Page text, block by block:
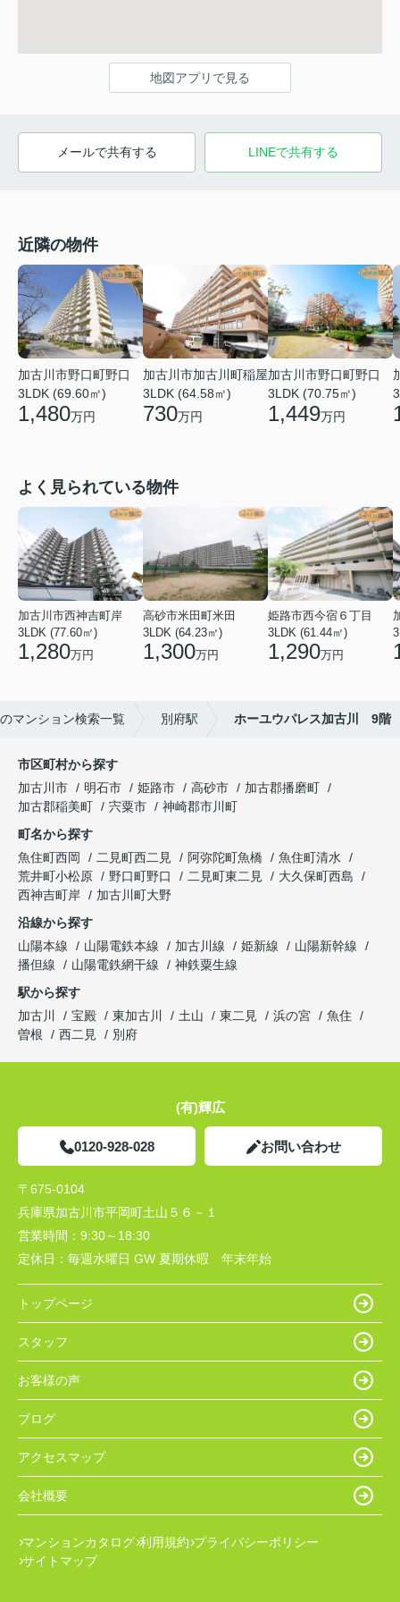
地図アプリで見る
メールで共有する LINEで共有する
近隣の物件
加古川市野口町野口
3LDK (69.60㎡)
1,480万円
加古川市加古川町稲屋
3LDK (64.58㎡)
730万円
加古川市野口町野口
3LDK (70.75㎡)
1,449万円
よく見られている物件
加古川市西神吉町岸
3LDK (77.60㎡)
1,280万円
高砂市米田町米田
3LDK (64.23㎡)
1,300万円
姫路市西今宿６丁目
3LDK (61.44㎡)
1,290万円
マンション検索一覧 別府駅 ホーユウパレス加古川 9階
市区町村から探す
加古川市
明石市 姫路市 高砂市
加古郡播磨町
加古郡稲美町
宍粟市
神崎郡市川町
町名から探す
魚住町西岡
二見町西二見 阿弥陀町魚橋
魚住町清水
荒井町小松原
野口町野口 二見町東二見
大久保町西島
西神吉町岸
加古川町大野
沿線から探す
山陽本線
山陽電鉄本線 加古川線 姫新線
山陽新幹線
播但線
山陽電鉄網干線
神鉄粟生線
駅から探す
加古川
宝殿 東加古川 土山 東二見 浜の宮
魚住
曽根
西二見 別府
(有)輝広
0120-928-028 お問い合わせ
〒675-0104
兵庫県加古川市平岡町土山５６－１
営業時間： 9:30～18:30
定休日： 毎週水曜日 GW 夏期休暇 年末年始
トップページ
スタッフ
お客様の声
ブログ
アクセスマップ
会社概要
マンションカタログ 利用規約 プライバシーポリシー
サイトマップ